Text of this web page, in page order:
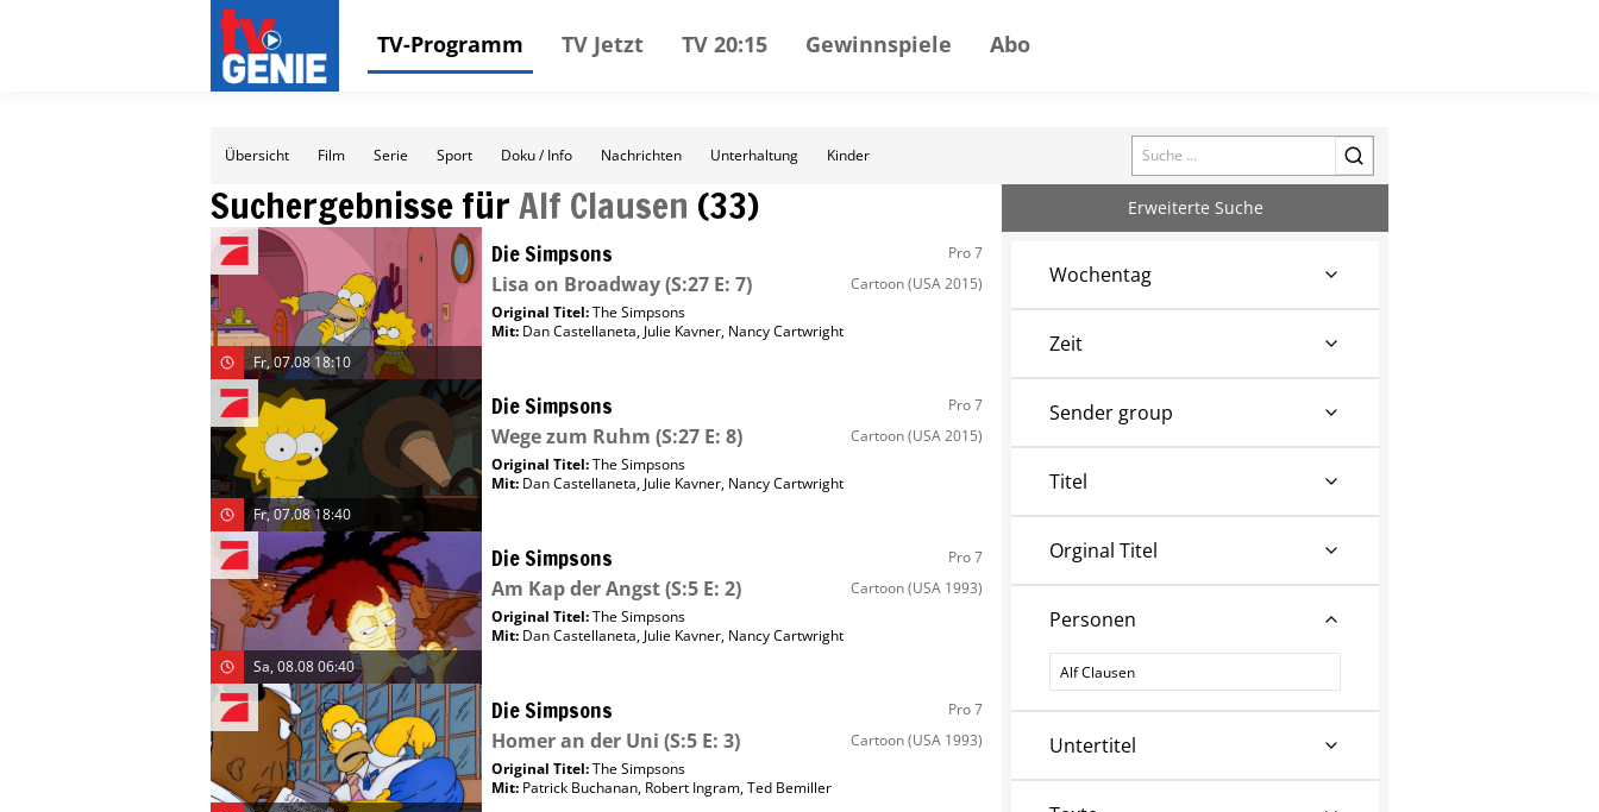
TV-Programm TV Jetzt TV 20:15 Gewinnspiele Abo
Übersicht Film Serie Sport Doku / Info Nachrichten Unterhaltung Kinder Search
Suchergebnisse fürAlf Clausen (33)
Fr, 07.08 18:10
Die Simpsons Pro 7
Lisa on Broadway(S:27 E: 7) Cartoon(USA 2015)
Original Titel:The Simpsons
Mit: Dan Castellaneta, Julie Kavner, Nancy Cartwright
Fr, 07.08 18:40
Die Simpsons Pro 7
Wege zum Ruhm (S:27 E: 8) Cartoon(USA 2015)
Original Titel:The Simpsons
Mit: Dan Castellaneta, Julie Kavner, Nancy Cartwright
Sa, 08.08 06:40
Die Simpsons Pro 7
Am Kap der Angst(S:5 E: 2) Cartoon(USA 1993)
Original Titel:The Simpsons
Mit: Dan Castellaneta, Julie Kavner, Nancy Cartwright
Die Simpsons Pro 7
Homer an der Uni (S:5 E: 3) Cartoon(USA 1993)
Original Titel:The Simpsons
Mit: Patrick Buchanan, Robert Ingram,Ted Bemiller
Erweiterte Suche
Wochentag
Zeit
Sender group
Titel
Orginal Titel
Personen
Personen
Untertitel